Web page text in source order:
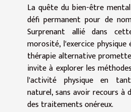
La quête du bien-être
défi permanent pour de
Surprenant allié dans
morosité, l'exercice
thérapie alternative
invite à explorer les
l'activité physique en tant
naturel, sans avoir recours à
des traitements onéreux.